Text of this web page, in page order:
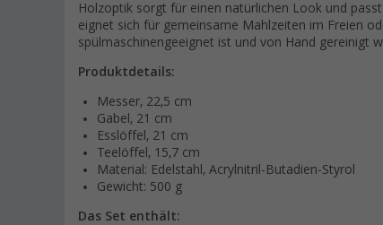
Holzoptik sorgt für einen natürlichen Look und
eignet sich für gemeinsame Mahlzeiten im Freien
spülmaschinengeeignet ist und von Hand gereinigt
Produktdetails:
Messer, 22,5 cm
Gabel, 21 cm
Esslöffel, 21 cm
Teelöffel, 15,7 cm
Material: Edelstahl, Acrylnitril-Butadien-Styrol
Gewicht: 500 g
Das Set enthält: